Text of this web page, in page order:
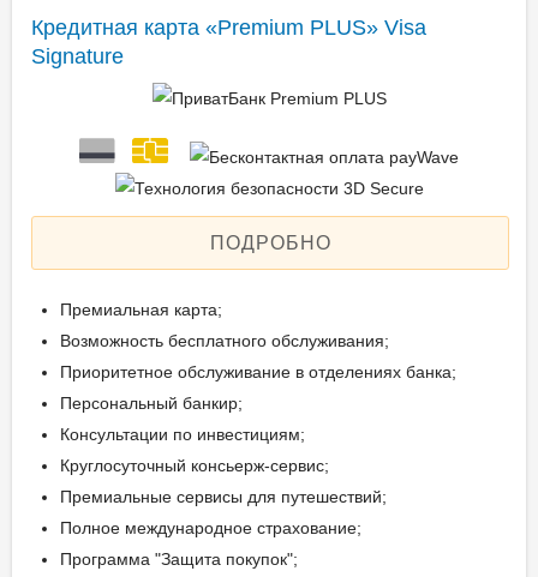
Кредитная карта «Premium PLUS» Visa
Signature
ПОДРОБНО
Премиальная карта;
Возможность бесплатного обслуживания;
Приоритетное обслуживание в отделениях банка;
Персональный банкир;
Консультации по инвестициям;
Круглосуточный консьерж-сервис;
Премиальные сервисы для путешествий;
Полное международное страхование;
Программа "Защита покупок";